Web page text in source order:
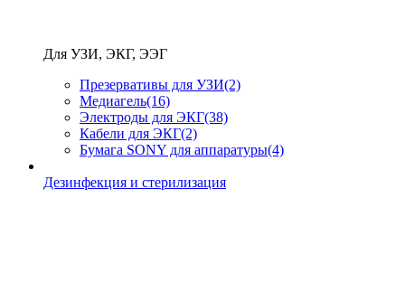
Для УЗИ, ЭКГ, ЭЭГ
Презервативы для УЗИ(2)
Медиагель(16)
Электроды для ЭКГ(38)
Кабели для ЭКГ(2)
Бумага SONY для аппаратуры(4)
Дезинфекция и стерилизация